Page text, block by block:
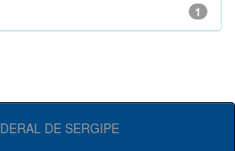
1
DE SERGIPE